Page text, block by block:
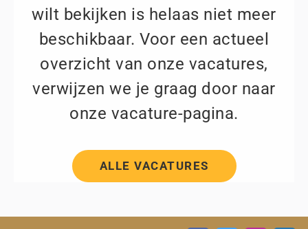
wilt bekijken is helaas niet meer
beschikbaar. Voor een actueel
overzicht van onze vacatures,
verwijzen we je graag door naar
onze vacature-pagina.
ALLE VACATURES